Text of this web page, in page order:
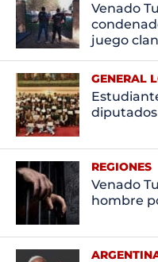
Venado
juego
GENERAL
REGIONES
Venado
hombre